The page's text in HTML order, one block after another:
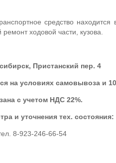
средство
ходовой части, кузова.
Пристанский пер. 4
на условиях самовывоза и
с учетом НДС 22%.
и уточнения тех. состояния:
8-923-246-66-54